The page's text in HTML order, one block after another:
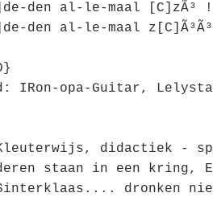
den al-le-maal
den al-le-maal
IRon-opa-Guitar,
didactiek -
staan in een kring,
dronken